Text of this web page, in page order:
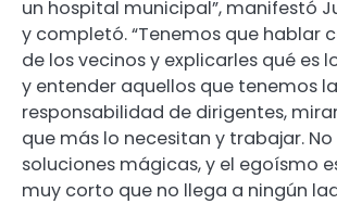
un hospital municipal”, manifestó
y completó. “Tenemos que hablar
de los vecinos y explicarles qué es
y entender aquellos que tenemos la
responsabilidad de dirigentes,
que más lo necesitan y trabajar. No
soluciones mágicas, y el egoísmo
muy corto que no llega a ningún